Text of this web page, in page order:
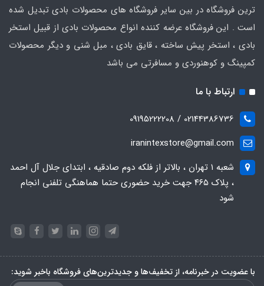
ترین فروشگاه در بین سایر فروشگاه های محصولات بادی تبدیل شده
است . این فروشگاه عرضه کننده انواع محصولات بادی از قبیل استخر
بادی ، استخر پیش ساخته ، قایق بادی ، مبل شنی و دیگر محصولات
کمپینگ و کوهنوردی و مسافرتی می باشد
ارتباط با ما
02144386736 / 09195222208
iranintexstore@gmail.com
شعبه ۱ تهران ، بالاتر از فلکه دوم صادقیه ، ابتدای جلال آل احمد
، پلاک ۴۶۵ جهت خرید حضوری حتما هماهنگی تلفنی انجام
شود
با عضویت در خبرنامه، از تخفیف‌ها و جدیدترین‌های فروشگاه باخبر شوید: